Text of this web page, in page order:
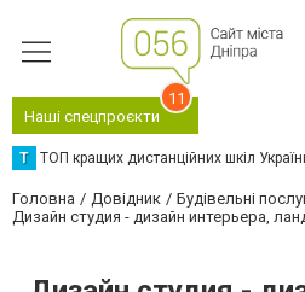
Наші спецпроєкти
11
Т ТОП кращих дистанційних шкіл
Головна Довідник Будівельні
Дизайн студия - дизайн интерьера,